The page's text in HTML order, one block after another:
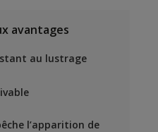
avantages
au lustrage
l’apparition de